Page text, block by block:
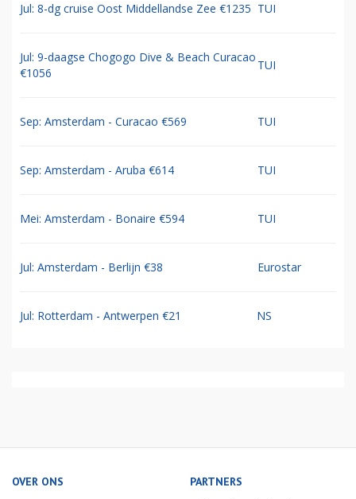
Jul: 8-dg cruise Oost Middellandse Zee €1235 TUI
Jul: 9-daagse Chogogo Dive & Beach Curacao
€1056
TUI
Sep: Amsterdam - Curacao €569 TUI
Sep: Amsterdam - Aruba €614 TUI
Mei: Amsterdam - Bonaire €594 TUI
Jul: Amsterdam - Berlijn €38 Eurostar
Jul: Rotterdam - Antwerpen €21 NS
OVER ONS PARTNERS